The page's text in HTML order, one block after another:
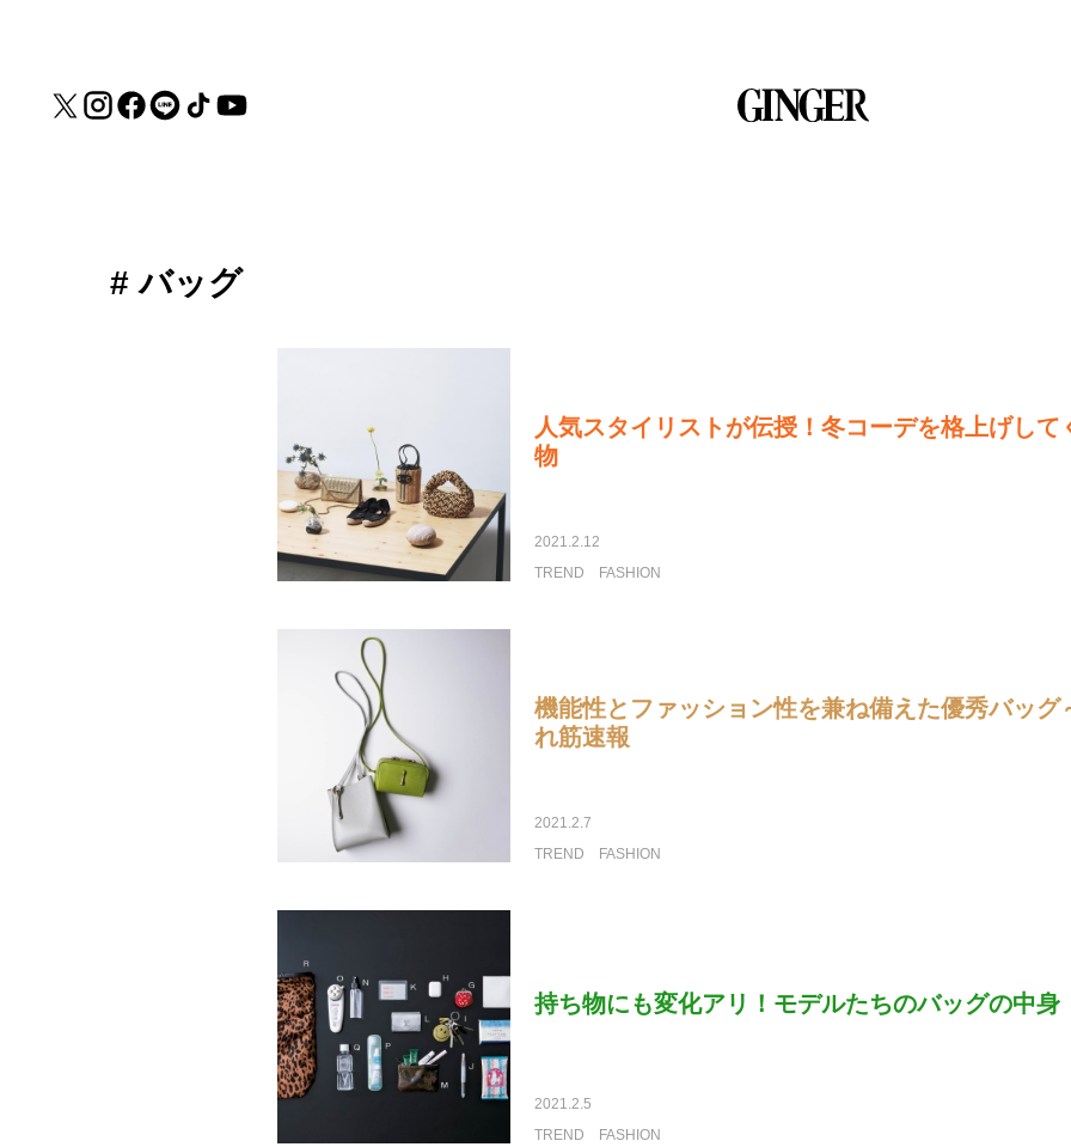
# バッグ
人気スタイリストが伝授！冬コーデを格上げして
物
2021.2.12
TREND
FASHION
機能性とファッション性を兼ね備えた優秀バッグ
れ筋速報
2021.2.7
TREND
FASHION
持ち物にも変化アリ！モデルたちのバッグの中身
2021.2.5
TREND
FASHION